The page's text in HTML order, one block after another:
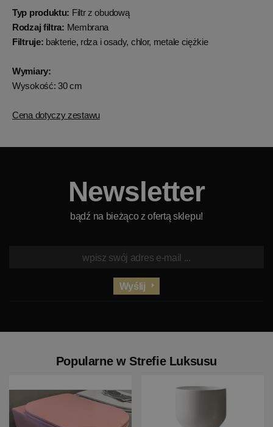
Typ produktu: Filtr z obudową
Rodzaj filtra: Membrana
Filtruje: bakterie, rdza i osady, chlor, metale ciężkie
Wymiary:
Wysokość: 30 cm
Cena dotyczy zestawu
Newsletter
bądź na bieżąco z ofertą sklepu!
Wyślij
Popularne w Strefie Luksusu